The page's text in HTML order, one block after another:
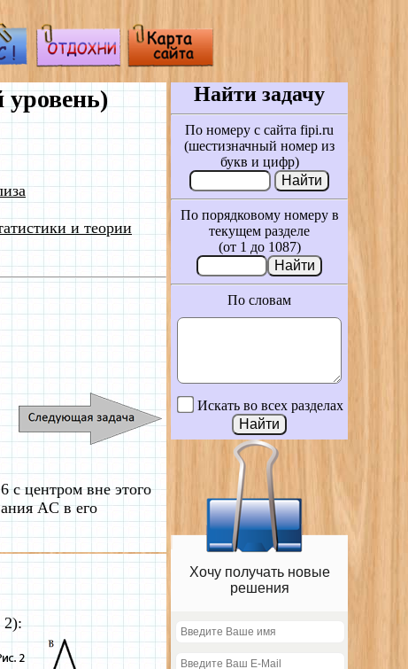
и теории
с центром вне этого
AC в его
2):
Найти задачу
По номеру с сайта fipi.ru
(шестизначный номер из
букв и цифр)
По порядковому номеру в
текущем разделе
(от 1 до 1087)
По словам
Искать во всех разделах
Хочу получать новые
решения